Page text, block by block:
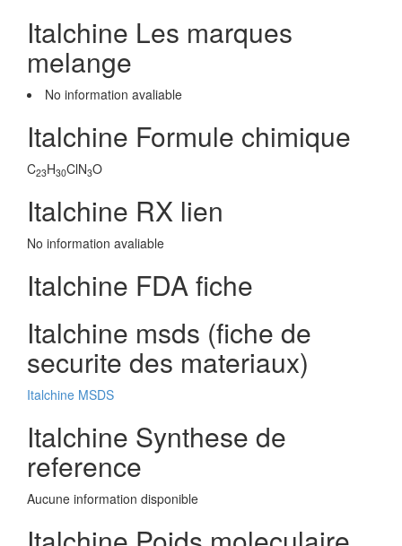
Italchine Les marques
melange
No information avaliable
Italchine Formule chimique
C23H30ClN3O
Italchine RX lien
No information avaliable
Italchine FDA fiche
Italchine msds (fiche de
securite des materiaux)
Italchine MSDS
Italchine Synthese de
reference
Aucune information disponible